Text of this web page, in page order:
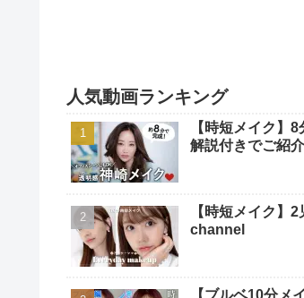
人気動画ランキング
【時短メイク】
解説付きでご紹
【時短メイク】2
channel